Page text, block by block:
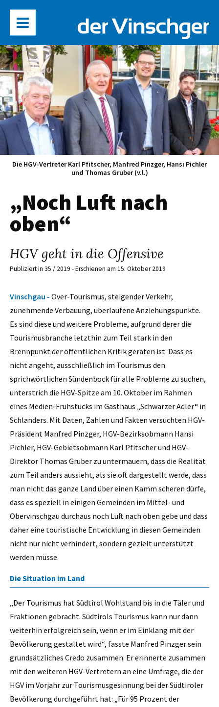
Die HGV-Vertreter Karl Pfitscher, Manfred Pinzger, Hansi Pichler
und Thomas Gruber (v.l.)
„Noch Luft nach
oben“
HGV geht in die Offensive
Publiziert in 35 / 2019 - Erschienen am 15. Oktober 2019
Vinschgau - Over-Tourismus, steigender Verkehr,
zunehmende Verbauung, überlaufene Anziehungspunkte.
Es sind diese und weitere Probleme, aufgrund derer die
Tourismusbranche letzthin zum Teil stark in den
Brennpunkt der öffentlichen Kritik geraten ist. Dass es
nicht angeht, ausschließlich im Tourismus den
sprichwörtlichen Sündenbock für alle Probleme zu suchen,
unterstrich die HGV-Spitze am 10. Oktober im Rahmen
eines Medien-Frühstücks im Gasthaus „Schwarzer Adler“ in
Schlanders. Mit Daten, Zahlen und Fakten versuchten HGV-
Präsident Manfred Pinzger, HGV-Bezirksobmann Hansi
Pichler, HGV-Gebietsobmann Karl Pfitscher und HGV-
Direktor Thomas Gruber zu untermauern, dass die Realität
zum Teil anders aussieht, als sie oft dargestellt werde, dass
man nicht das ganze Land über einen Kamm scheren dürfe,
dass es speziell in einigen Gemeinden im Mittel- und
Obervinschgau durchaus noch Luft nach oben gebe und dass
daher eine touristische Entwicklung in diesen Gemeinden
nicht nur nicht verhindert, sondern gezielt unterstützt
werden müsse.
Die Situation im Land
„Der Tourismus hat Südtirol Wohlstand bis in die Täler und
Fraktionen gebracht. Südtirols Tourismus kann nur dann
weiterhin erfolgreich sein, wenn er im Einklang mit der
Bevölkerung gestaltet wird“, fasste Manfred Pinzger sein
grundsätzliches Credo zusammen. Er erinnerte zusammen
mit den weiteren HGV-Vertretern an eine Umfrage, die der
HGV im Vorjahr zur Tourismusgesinnung bei der Südtiroler
Bevölkerung durchgeführt hat: „Für 95 Prozent der